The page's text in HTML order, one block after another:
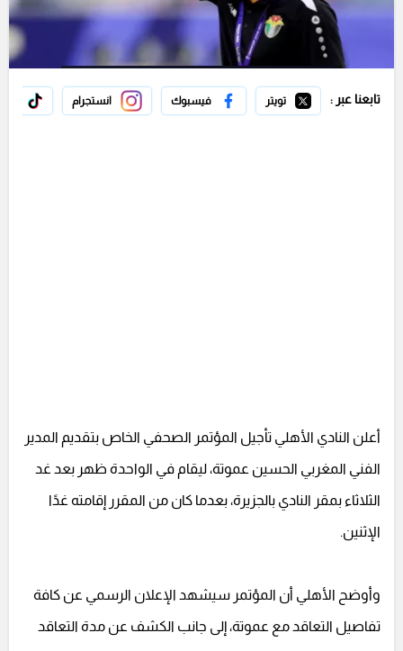
تابعنا عبر : تويتر فيسبوك انستجرام
أعلن النادي الأهلي تأجيل المؤتمر الصحفي الخاص بتقديم المدير
الفني المغربي الحسين عموتة، ليقام في الواحدة ظهر بعد غد
الثلاثاء بمقر النادي بالجزيرة، بعدما كان من المقرر إقامته غدًا
الإثنين.
وأوضح الأهلي أن المؤتمر سيشهد الإعلان الرسمي عن كافة
تفاصيل التعاقد مع عموتة، إلى جانب الكشف عن مدة التعاقد